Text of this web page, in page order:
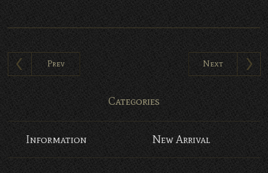
Prev Next
Categories
Information New Arrival